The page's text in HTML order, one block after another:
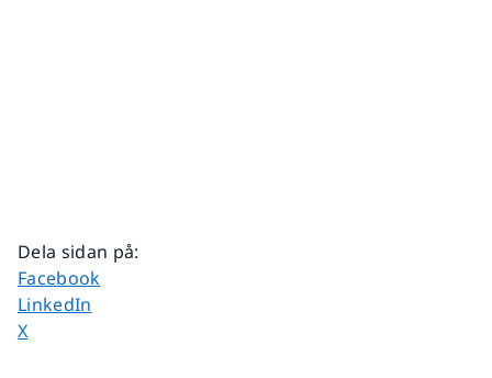
Dela sidan på:
Dela sidan på
Facebook
Dela sidan på
LinkedIn
Dela sidan på
X